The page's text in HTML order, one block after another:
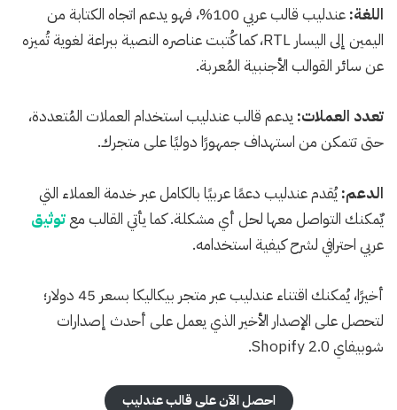
اللغة:
عندليب قالب عربي 100%، فهو يدعم اتجاه الكتابة من
اليمين إلى اليسار RTL، كما كُتبت عناصره النصية ببراعة لغوية تُميزه
عن سائر القوالب الأجنبية المُعربة.
تعدد العملات: يدعم قالب عندليب استخدام العملات المُتعددة،
حتى تتمكن من استهداف جمهورًا دوليًا على متجرك.
الدعم:يُقدم عندليب دعمًا عربيًا بالكامل عبر خدمة العملاء التي
يٌمكنك التواصل معها لحل أي مشكلة. كما يأتي القالب معتوثيق
عربي احترافي لشرح كيفية استخدامه.
أخيرًا، يُمكنك اقتناء عندليب عبر متجر بيكاليكا بسعر 45 دولار؛
لتحصل على الإصدار الأخير الذي يعمل على أحدث إصدارات
شوبيفاي Shopify 2.0.
احصل الآن على قالب عندليب